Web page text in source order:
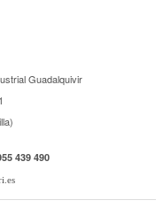
Guadalquivir
439 490